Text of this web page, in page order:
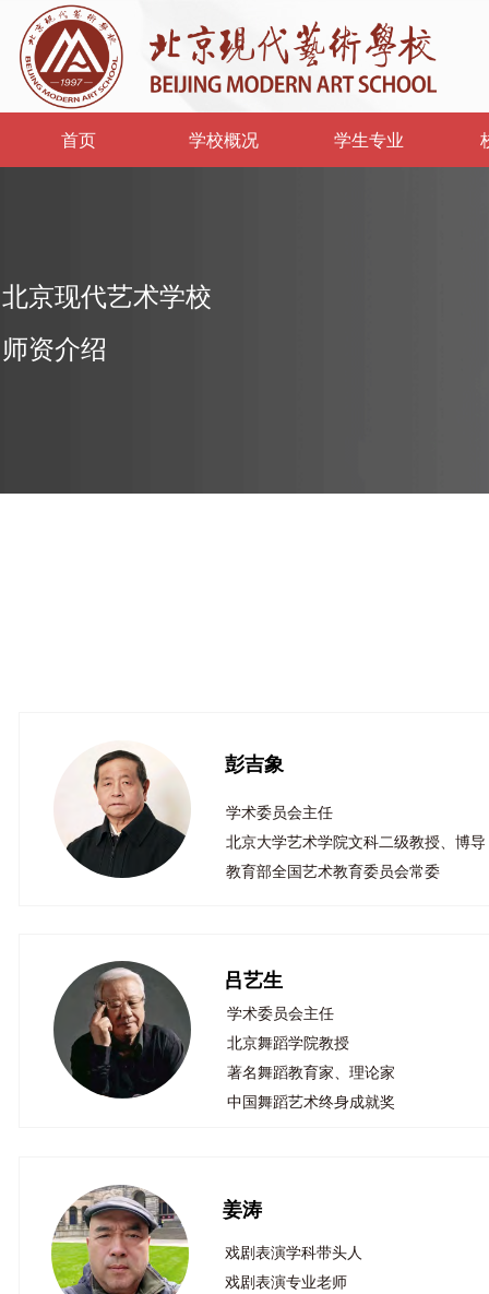
首页 学校概况 学生专业
北京现代艺术学校
师资介绍
彭吉象
学术委员会主任
北京大学艺术学院文科二级教授、博导
教育部全国艺术教育委员会常委
吕艺生
学术委员会主任
北京舞蹈学院教授
著名舞蹈教育家、理论家
中国舞蹈艺术终身成就奖​​​​​​​
姜涛
戏剧表演学科带头人
戏剧表演专业老师